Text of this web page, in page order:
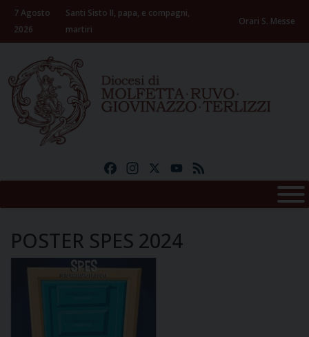
Skip
content
7 Agosto
2026
Santi Sisto II, papa, e compagni,
martiri
Orari S. Messe
FacebookInstagramYouTube
POSTER SPES 2024